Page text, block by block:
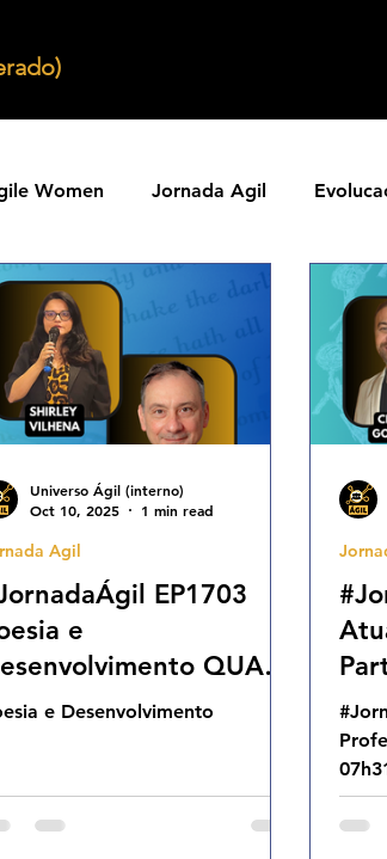
Women Jornada Agil
Ageis Jornal
Learning Agility Comunidades
Agil Metricas KPIs Ageis
EP1703
e
QUA
07h31
e Desenvolvimento
Agil
Universo Ágil (interno)
Oct 10, 2025
1 min read